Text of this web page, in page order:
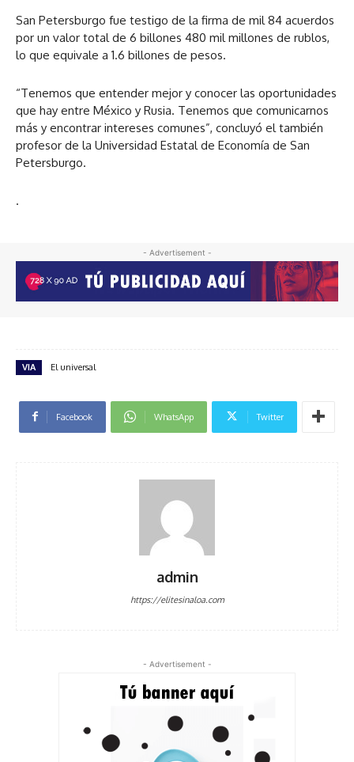
San Petersburgo fue testigo de la firma de mil 84 acuerdos
por un valor total de 6 billones 480 mil millones de rublos,
lo que equivale a 1.6 billones de pesos.
“Tenemos que entender mejor y conocer las oportunidades
que hay entre México y Rusia. Tenemos que comunicarnos
más y encontrar intereses comunes”, concluyó el también
profesor de la Universidad Estatal de Economía de San
Petersburgo.
.
- Advertisement -
VIA El universal
Facebook WhatsApp Twitter
admin
https://elitesinaloa.com
- Advertisement -